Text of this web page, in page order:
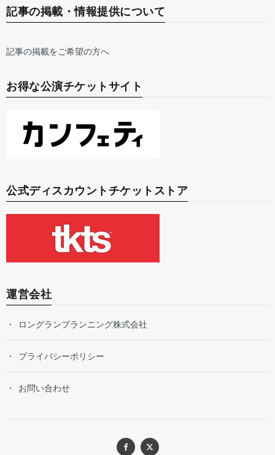
記事の掲載・情報提供について
記事の掲載をご希望の方へ
お得な公演チケットサイト
公式ディスカウントチケットストア
運営会社
ロングランプランニング株式会社
プライバシーポリシー
お問い合わせ